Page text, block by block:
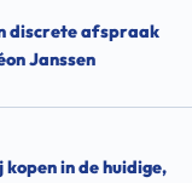
discrete afspraak
Janssen
kopen in de huidige,